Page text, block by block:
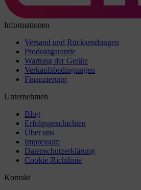
Informationen
Versand und Rücksendungen
Produktgarantie
Wartung der Geräte
Verkaufsbedingungen
Finanzierung
Unternehmen
Blog
Erfolgsgeschichten
Über uns
Impressum
Datenschutzerklärung
Cookie-Richtlinie
Kontakt